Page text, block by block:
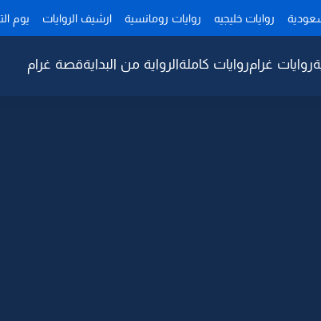
روايات خليجيه روايات رومانسية ارشيف الروايات يوم
روايات غرامروايات كاملةالرواية من البدايةقصة غرام